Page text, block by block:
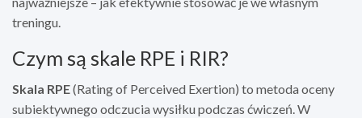
treningu.
Czym są skale RPE i RIR?
Skala RPE(Rating of Perceived Exertion) to metoda oceny
subiektywnego odczucia wysiłku podczas ćwiczeń. W